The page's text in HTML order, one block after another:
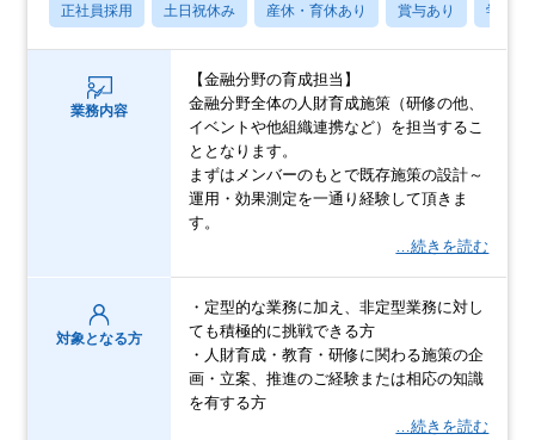
正社員採用 土日祝休み 産休・育休あり 賞与あり 学歴不
業務内容
【金融分野の育成担当】
金融分野全体の人財育成施策（研修の他、
イベントや他組織連携など）を担当するこ
ととなります。
まずはメンバーのもとで既存施策の設計～
運用・効果測定を一通り経験して頂きま
す。
…続きを読む
対象となる方
・定型的な業務に加え、非定型業務に対し
ても積極的に挑戦できる方
・人財育成・教育・研修に関わる施策の企
画・立案、推進のご経験または相応の知識
を有する方
…続きを読む